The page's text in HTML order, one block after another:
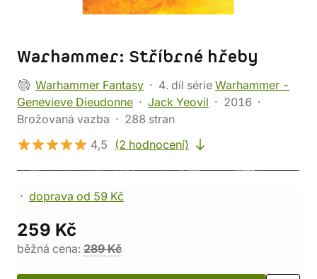
Warhammer: Stříbrné hřeby
Warhammer Fantasy 4. díl série Warhammer -
Genevieve Dieudonne
Jack Yeovil
2016
Brožovaná vazba
288 stran
4,5
(2 hodnocení)
doprava od 59 Kč
259 Kč
běžná cena: 289 Kč